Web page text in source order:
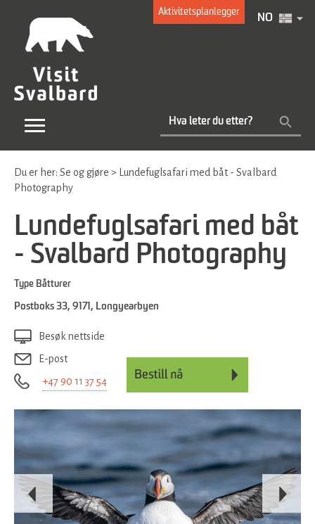
Aktivitetsplanlegger
NO
Du er her: Se og gjøre >
Lundefuglsafari med båt - Svalbard
Photography
Lundefuglsafari med båt
- Svalbard Photography
Type Båtturer
Postboks 33, 9171 , Longyearbyen
Besøk nettside
E-post
+47 90 11 37 54